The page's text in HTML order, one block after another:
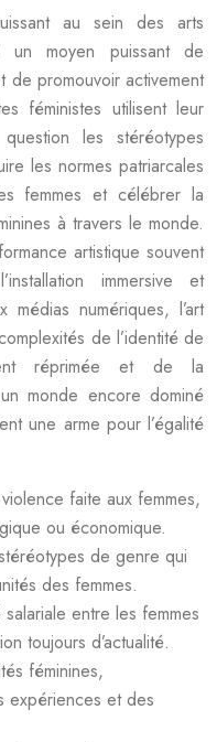
au sein des arts
un moyen puissant de
promouvoir activement
féministes utilisent leur
les stéréotypes
les normes patriarcales
femmes et célébrer la
à travers le monde.
artistique souvent
immersive et
médias numériques, l’art
de l’identité de
réprimée et de la
monde encore dominé
une arme pour l’égalité
faite aux femmes,
ou économique.
de genre qui
des femmes.
salariale entre les femmes
toujours d’actualité.
féminines,
expériences et des